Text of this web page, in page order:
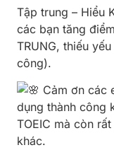
Tập trung – Hiểu
các bạn tăng
TRUNG, thiếu
công).
Cảm ơn các
dụng thành công
TOEIC mà còn
khác.